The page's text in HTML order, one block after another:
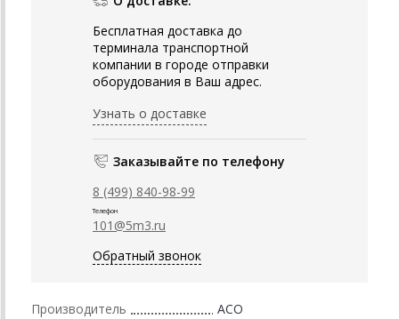
Бесплатная доставка до
терминала транспортной
компании в городе отправки
оборудования в Ваш адрес.
Узнать о доставке
Заказывайте по телефону
8 (499) 840-98-99
Телефон
101@5m3.ru
Обратный звонок
Производитель АСО